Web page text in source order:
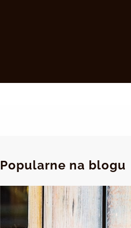
Popularne na blogu